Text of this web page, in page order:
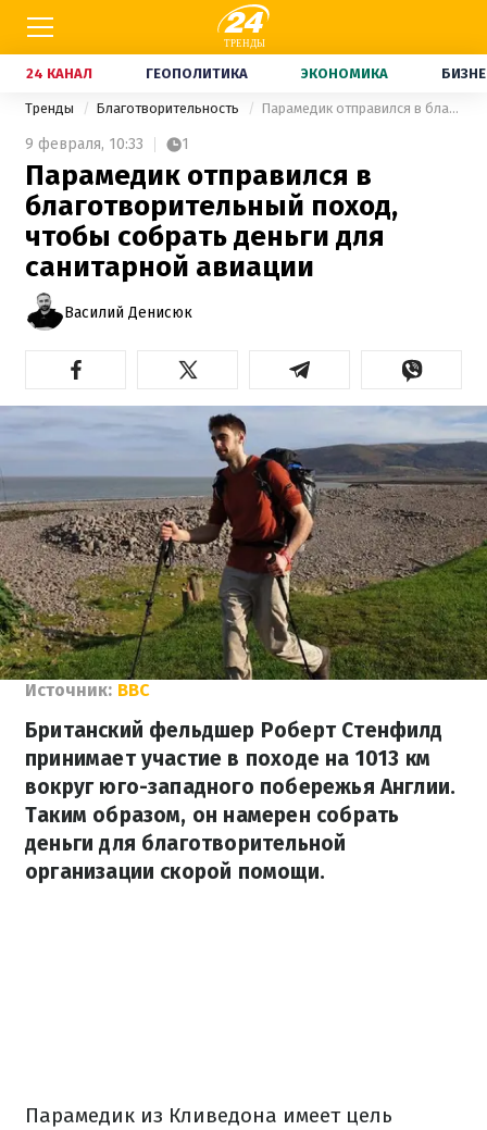
24 КАНАЛ ГЕОПОЛИТИКА ЭКОНОМИКА
Тренды Благотворительность Парамедик отправился в благотворительный поход, чтобы собрать деньги для санитарной авиации
9 февраля, 10:33 1
Парамедик отправился в
благотворительный поход,
чтобы собрать деньги для
санитарной авиации
Василий Денисюк
Источник: BBC
Британский фельдшер Роберт Стенфилд
принимает участие в походе на 1013 км
вокруг юго-западного побережья Англии.
Таким образом, он намерен собрать
деньги для благотворительной
организации скорой помощи.
Парамедик из Кливедона имеет цель